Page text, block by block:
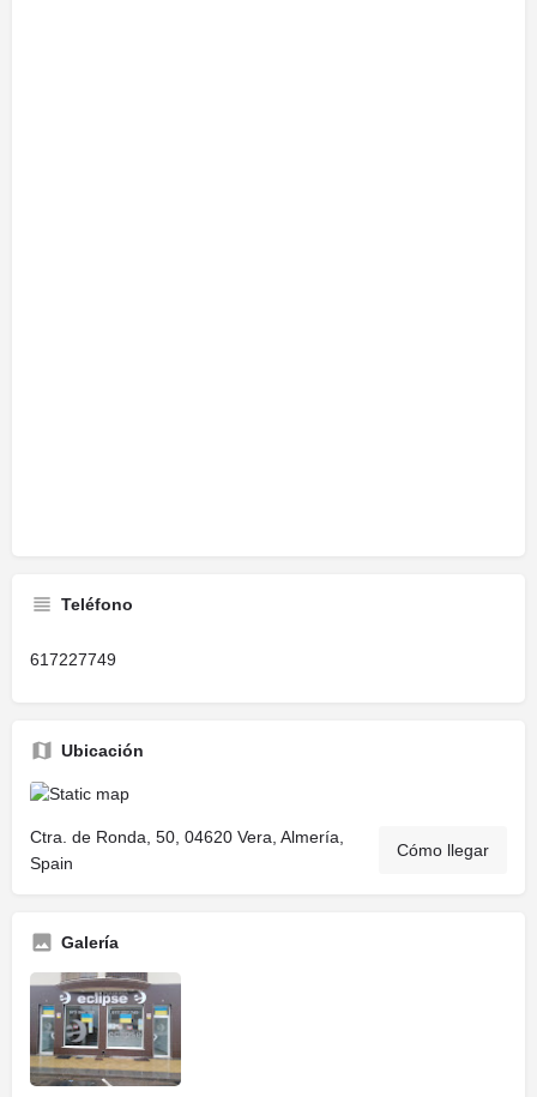
Teléfono
617227749
Ubicación
Ctra. de Ronda, 50, 04620 Vera, Almería,
Spain
Cómo llegar
Galería